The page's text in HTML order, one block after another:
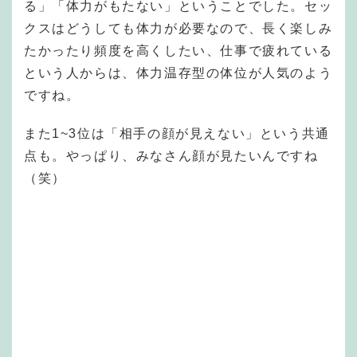
る」「体力がもたない」ということでした。セッ
クスはどうしても体力が必要なので、長く楽しみ
たかったり頻度を高くしたい、仕事で疲れている
という人からは、体力温存型の体位が人気のよう
ですね。
また1~3位は「相手の顔が見えない」という共通
点も。やっぱり、みなさん顔が見たいんですね
（笑）